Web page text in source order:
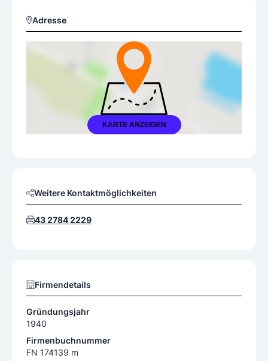
Adresse
KARTE ANZEIGEN
Weitere Kontaktmöglichkeiten
43 2784 2229
Firmendetails
Gründungsjahr
1940
Firmenbuchnummer
FN 174139 m